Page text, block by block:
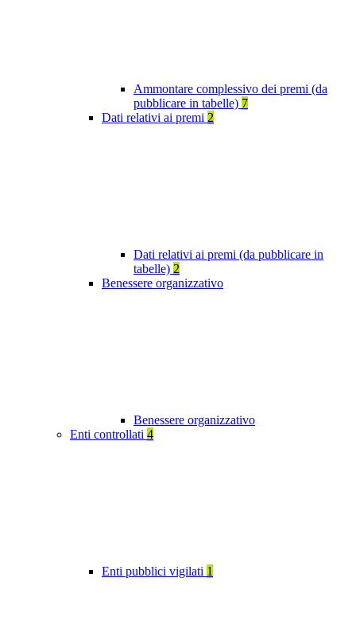
Ammontare complessivo dei premi (da
pubblicare in tabelle) 7
Dati relativi ai premi 2
Dati relativi ai premi (da pubblicare in
tabelle) 2
Benessere organizzativo
Benessere organizzativo
Enti controllati 4
Enti pubblici vigilati 1